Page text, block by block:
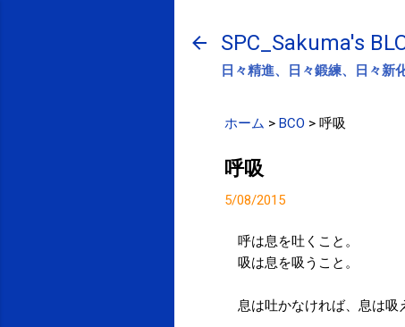
SPC_Sakuma's
日々精進、日々鍛練、日々新
ホーム > BCO > 呼吸
呼吸
5/08/2015
呼は息を吐くこと。
吸は息を吸うこと。
息は吐かなければ、息は吸